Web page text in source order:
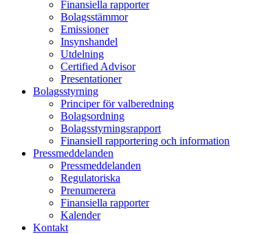
Finansiella rapporter
Bolagsstämmor
Emissioner
Insynshandel
Utdelning
Certified Advisor
Presentationer
Bolagsstyrning
Principer för valberedning
Bolagsordning
Bolagsstyrningsrapport
Finansiell rapportering och information
Pressmeddelanden
Pressmeddelanden
Regulatoriska
Prenumerera
Finansiella rapporter
Kalender
Kontakt